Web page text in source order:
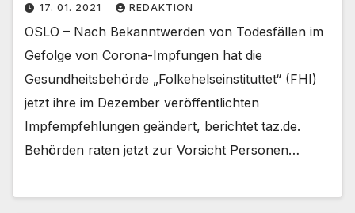
17. 01. 2021 REDAKTION
OSLO – Nach Bekanntwerden von Todesfällen im
Gefolge von Corona-Impfungen hat die
Gesundheitsbehörde „Folkehelseinstituttet“ (FHI)
jetzt ihre im Dezember veröffentlichten
Impfempfehlungen geändert, berichtet taz.de.
Behörden raten jetzt zur Vorsicht Personen…